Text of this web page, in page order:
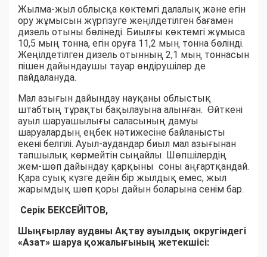
Жылма-жыл облысқа көктемгі далалық және егін
ору жұмысын жүргізуге жеңілдетілген бағамен
дизель отыны бөлінеді. Биылғы көктемгі жұмыса
10,5 мың тонна, егін оруға 11,2 мың тонна бөлінді.
Жеңілдетілген дизель отынның 2,1 мың тоннасын
пішен дайындаушы тауар өндірушілер де
пайдалануда.
Мал азығын дайындау науқаны облыстық
штабтың тұрақты бақылауына алынған. Өйткені
ауыл шаруашылығы саласының дамуы
шаруалардың еңбек нәтижесіне байланысты
екені белгілі. Ауыл-аудандар биыл мал азығынан
тапшылық көрмейтін сыңайлы. Шөпшілердің
жем-шөп дайындау қарқыны соны аңғартқандай.
Қара суық күзге дейін бір жылдық емес, жыл
жарымдық шөп қоры дайын боларына сенім бар.
Серік БЕКСЕЙІТОВ,
Шыңғырлау ауданы Ақтау ауылдық округіндегі
«Азат» шаруа қожалығының жетекшісі: